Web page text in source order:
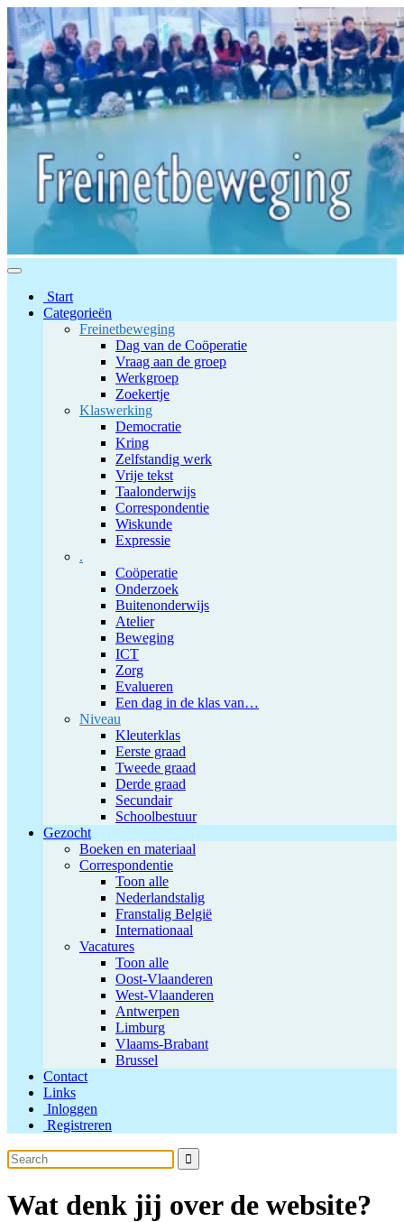
Start
Categorieën
Freinetbeweging
Dag van de Coöperatie
Vraag aan de groep
Werkgroep
Zoekertje
Klaswerking
Democratie
Kring
Zelfstandig werk
Vrije tekst
Taalonderwijs
Correspondentie
Wiskunde
Expressie
.
Coöperatie
Onderzoek
Buitenonderwijs
Atelier
Beweging
ICT
Zorg
Evalueren
Een dag in de klas van…
Niveau
Kleuterklas
Eerste graad
Tweede graad
Derde graad
Secundair
Schoolbestuur
Gezocht
Boeken en materiaal
Correspondentie
Toon alle
Nederlandstalig
Franstalig België
Internationaal
Vacatures
Toon alle
Oost-Vlaanderen
West-Vlaanderen
Antwerpen
Limburg
Vlaams-Brabant
Brussel
Contact
Links
Inloggen
Registreren
Wat denk jij over de website?